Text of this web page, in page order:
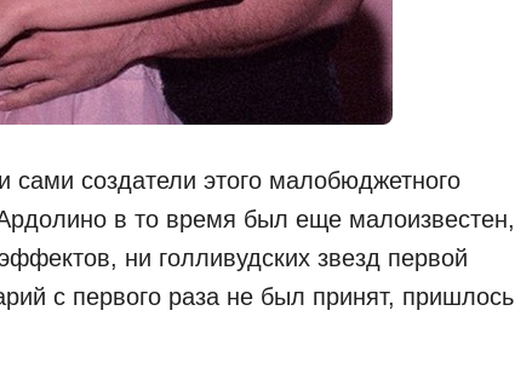
сами создатели этого малобюджетного
в то время был еще малоизвестен,
ни голливудских звезд первой
c первого раза не был принят, пришлось